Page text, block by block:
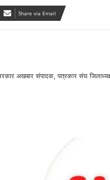
Share via Email
अखबार संपादक, पत्रकार संघ